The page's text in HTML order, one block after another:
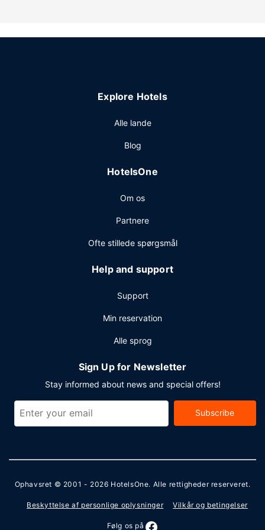
pengeskab i receptionen. Gratis selvstændig parkering er
Explore Hotels
Alle lande
Blog
HotelsOne
Om os
Partnere
Ofte stillede spørgsmål
Help and support
Support
Min reservation
Alle sprog
Sign Up for Newsletter
Stay informed about news and special offers!
Subscribe
Ophavsret © 2001 - 2026 HotelsOne. Alle rettigheder reserveret.
Beskyttelse af personlige oplysninger Vilkår og betingelser
Følg os på